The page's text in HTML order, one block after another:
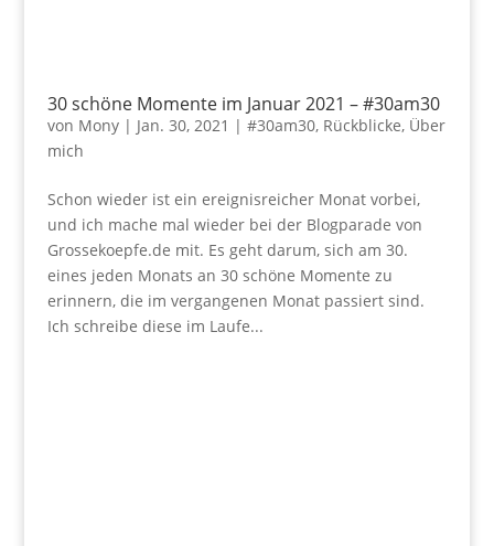
30 schöne Momente im Januar 2021 – #30am30
von Mony| Jan. 30, 2021 | #30am30, Rückblicke, Über
mich
Schon wieder ist ein ereignisreicher Monat vorbei,
und ich mache mal wieder bei der Blogparade von
Grossekoepfe.de mit. Es geht darum, sich am 30.
eines jeden Monats an 30 schöne Momente zu
erinnern, die im vergangenen Monat passiert sind.
Ich schreibe diese im Laufe...